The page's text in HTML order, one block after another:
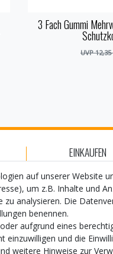
3 Fach Gummi
UVP 12,35
EINKAUFEN
Versand
Hilfe
auf unserer Website
um z.B. Inhalte und
analysieren. Die
benennen.
aufgrund eines
einzuwilligen und die
weitere Hinweise zur